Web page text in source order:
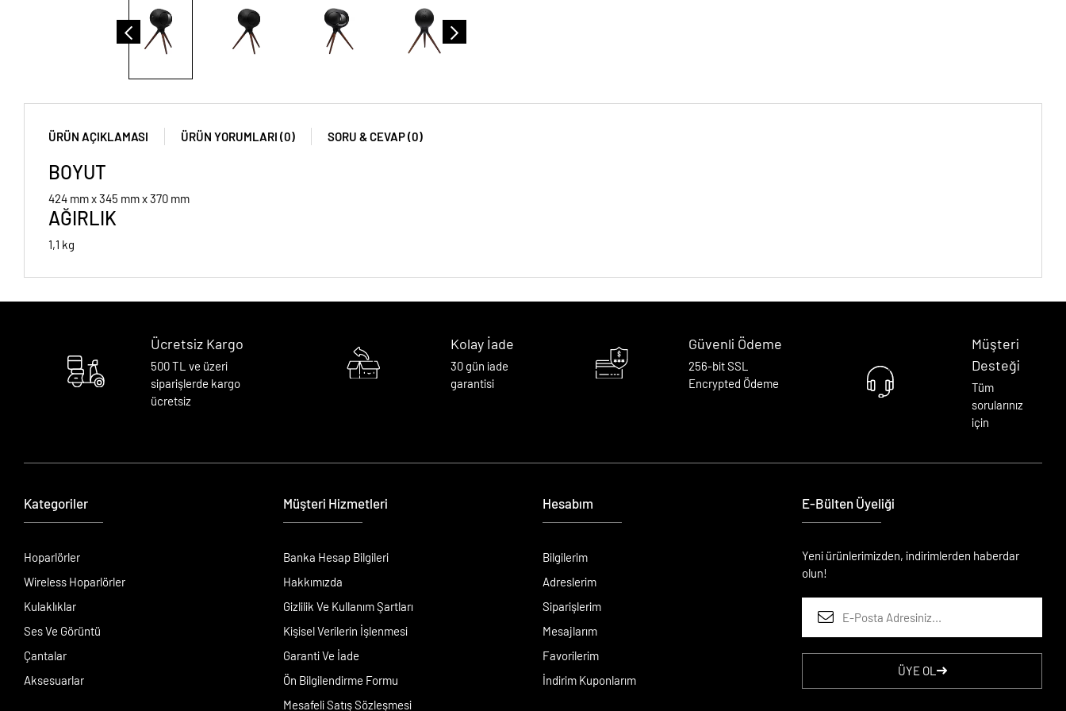
ÜRÜN AÇIKLAMASI ÜRÜN YORUMLARI (0) SORU & CEVAP (0)
BOYUT
424 mm x 345 mm x 370 mm
AĞIRLIK
1,1 kg
Ücretsiz Kargo
500 TL ve üzeri
siparişlerde kargo
ücretsiz
Kolay İade
30 gün iade
garantisi
Güvenli Ödeme
256-bit SSL
Encrypted Ödeme
Müşteri
Desteği
Tüm
sorularınız
için
Kategoriler
Hoparlörler
Wireless Hoparlörler
Kulaklıklar
Ses Ve Görüntü
Çantalar
Aksesuarlar
Müşteri Hizmetleri
Banka Hesap Bilgileri
Hakkımızda
Gizlilik Ve Kullanım Şartları
Kişisel Verilerin İşlenmesi
Garanti Ve İade
Ön Bilgilendirme Formu
Mesafeli Satış Sözleşmesi
Hesabım
Bilgilerim
Adreslerim
Siparişlerim
Mesajlarım
Favorilerim
İndirim Kuponlarım
E-Bülten Üyeliği
Yeni ürünlerimizden, indirimlerden haberdar
olun!
ÜYE OL